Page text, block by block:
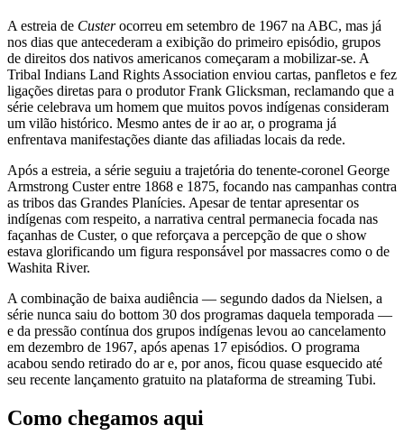
A estreia de Custerocorreu em setembro de 1967 na ABC, mas já
nos dias que antecederam a exibição do primeiro episódio, grupos
de direitos dos nativos americanos começaram a mobilizar-se. A
Tribal Indians Land Rights Association enviou cartas, panfletos e fez
ligações diretas para o produtor Frank Glicksman, reclamando que a
série celebrava um homem que muitos povos indígenas consideram
um vilão histórico. Mesmo antes de ir ao ar, o programa já
enfrentava manifestações diante das afiliadas locais da rede.
Após a estreia, a série seguiu a trajetória do tenente-coronel George
Armstrong Custer entre 1868 e 1875, focando nas campanhas contra
as tribos das Grandes Planícies. Apesar de tentar apresentar os
indígenas com respeito, a narrativa central permanecia focada nas
façanhas de Custer, o que reforçava a percepção de que o show
estava glorificando um figura responsável por massacres como o de
Washita River.
A combinação de baixa audiência — segundo dados da Nielsen, a
série nunca saiu do bottom 30 dos programas daquela temporada —
e da pressão contínua dos grupos indígenas levou ao cancelamento
em dezembro de 1967, após apenas 17 episódios. O programa
acabou sendo retirado do ar e, por anos, ficou quase esquecido até
seu recente lançamento gratuito na plataforma de streaming Tubi.
Como chegamos aqui